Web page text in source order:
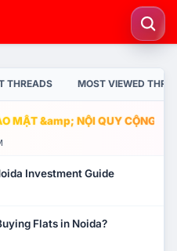
THREADS MOST VIEWED
MẬT &amp; NỘI QUY CỘNG
Investment Guide
Flats in Noida?